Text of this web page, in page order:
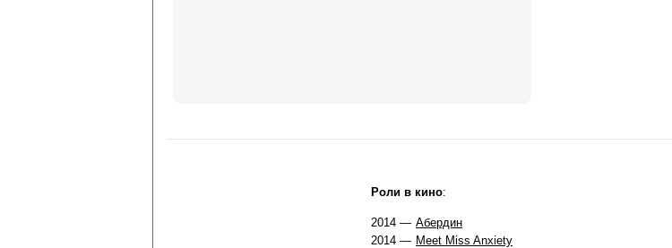
Роли в кино:
2014 — Абердин
2014 — Meet Miss Anxiety